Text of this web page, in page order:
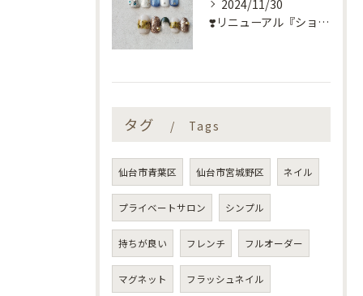
2024/11/30
❣️リニューアル『ショートネイル定額』❣️
タグ Tags
仙台市青葉区 仙台市宮城野区 ネイル
プライベートサロン シンプル
持ちが良い フレンチ フルオーダー
マグネット フラッシュネイル